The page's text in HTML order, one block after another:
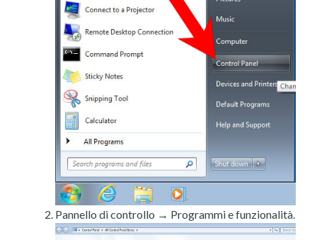
Pannello di controllo → Programmi e funzionalità.